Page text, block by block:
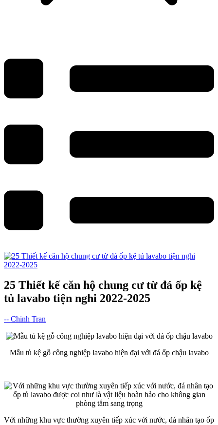
25 Thiết kế căn hộ chung cư từ đá ốp kệ
tủ lavabo tiện nghi 2022-2025
-- Chinh Tran
Mẫu tủ kệ gỗ công nghiệp lavabo hiện đại với đá ốp chậu lavabo
Với những khu vực thường xuyên tiếp xúc với nước, đá nhân tạo ốp